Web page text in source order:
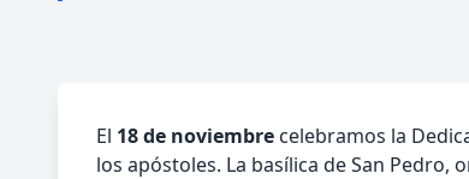
El 18 de noviembre celebramos la
los apóstoles. La basílica de San